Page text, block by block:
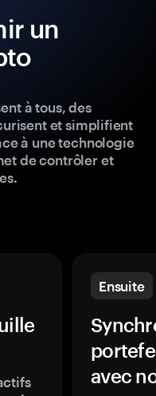
un
à tous, des
et simplifient
à une technologie
de contrôler et
Ensuite
avec